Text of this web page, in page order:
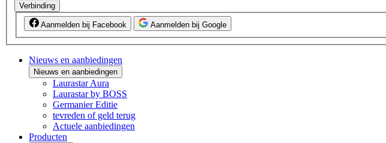
Verbinding
Aanmelden bij Facebook Aanmelden bij Google
Nieuws en aanbiedingen
Nieuws en aanbiedingen
Laurastar Aura
Laurastar by BOSS
Germanier Editie
tevreden of geld terug
Actuele aanbiedingen
Producten